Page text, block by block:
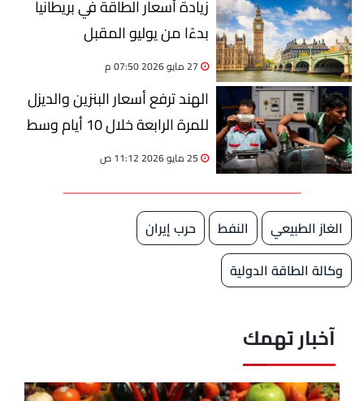
زيادة أسعار الطاقة في بريطانيا
بدءًا من يوليو المقبل
27 مايو 2026 07:50 م
الهند ترفع أسعار البنزين والديزل
للمرة الرابعة خلال 10 أيام وسط
اضطرابات سوق الطاقة العالمية
25 مايو 2026 11:12 ص
الغاز الطبيعي النفط
حرب إيران
وكالة الطاقة الدولية
آخبار تهمك